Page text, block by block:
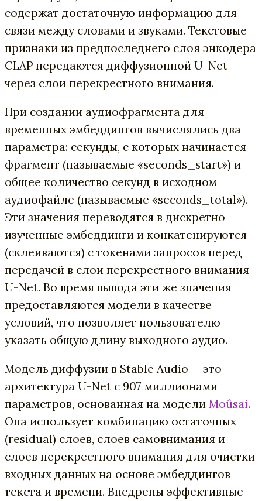
содержат достаточную информацию для
связи между словами и звуками. Текстовые
признаки из предпоследнего слоя энкодера
CLAP передаются диффузионной U-Net
через слои перекрестного внимания.
При создании аудиофрагмента для
временных эмбеддингов вычислялись два
параметра: секунды, с которых начинается
фрагмент (называемые «seconds_start») и
общее количество секунд в исходном
аудиофайле (называемые «seconds_total»).
Эти значения переводятся в дискретно
изученные эмбеддинги и конкатенируются
(склеиваются) с токенами запросов перед
передачей в слои перекрестного внимания
U-Net. Во время вывода эти же значения
предоставляются модели в качестве
условий, что позволяет пользователю
указать общую длину выходного аудио.
Модель диффузии в Stable Audio — это
архитектура U-Net с 907 миллионами
параметров, основанная на модели Moûsai.
Она использует комбинацию остаточных
(residual) слоев, слоев самовнимания и
слоев перекрестного внимания для очистки
входных данных на основе эмбеддингов
текста и времени. Внедрены эффективные